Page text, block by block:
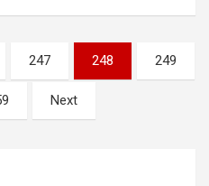
247 248 249
Next